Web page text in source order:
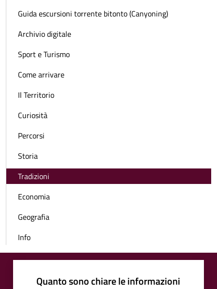
Guida escursioni torrente bitonto (Canyoning)
Archivio digitale
Sport e Turismo
Come arrivare
Il Territorio
Curiosità
Percorsi
Storia
Tradizioni
Economia
Geografia
Info
Quanto sono chiare le informazioni